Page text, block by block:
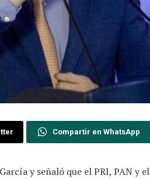
Compartir en WhatsApp
y señaló que el PRI, PAN y el